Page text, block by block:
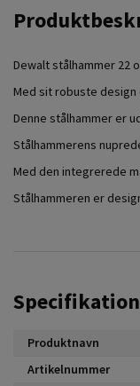
Dewalt stålhammer
Med sit robuste
Denne stålhammer er
Stålhammerens
Med den integrerede
Stålhammeren er
Produktnavn
Artikelnummer